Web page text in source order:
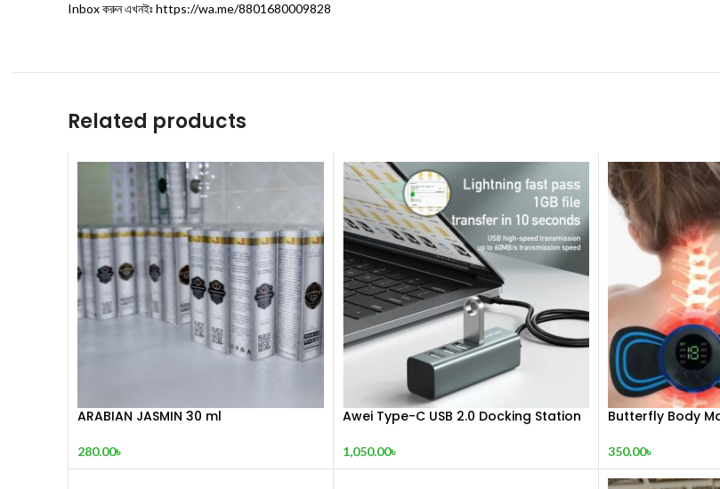
Inbox করুন এখনইঃ https://wa.me/8801680009828
Related products
ARABIAN JASMIN 30 ml
280.00৳
Awei Type-C USB 2.0 Docking Station
1,050.00৳
Butterfly Body
350.00৳